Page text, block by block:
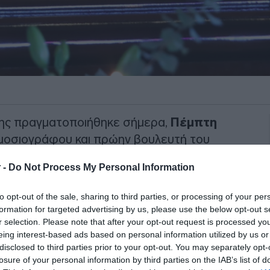
- Do Not Process My Personal Information
opt-out of the sale, sharing to third parties, or processing of your
for targeted advertising by us, please use the below opt-out
selection. Please note that after your opt-out request is processed
interest-based ads based on personal information utilized by us
to third parties prior to your opt-out. You may separately
of your personal information by third parties on the IAB’s list of
πραγματοποιήθηκε σήμερα, Πέμπτη
και πρώην βουλευτή του
κενό τόσο στον χώρο της
πολιτικής σκηνής.
τον δημοσιογραφικό κόσμο και
λίγο μετά τις 15:00 το
του Σωτήρος στα Άνω